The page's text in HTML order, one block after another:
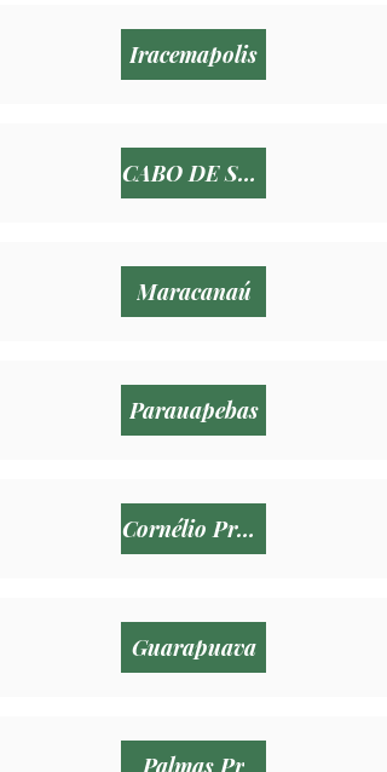
Iracemapolis
CABO DE SANTO AGOSTINHO
Maracanaú
Parauapebas
Cornélio Procópio
Guarapuava
Palmas Pr